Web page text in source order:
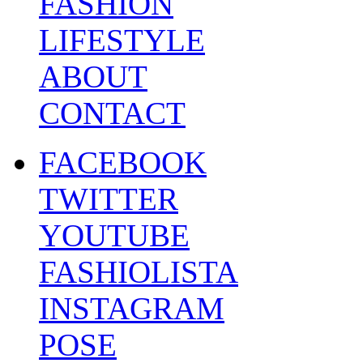
LIFESTYLE
ABOUT
CONTACT
FACEBOOK
TWITTER
YOUTUBE
FASHIOLISTA
INSTAGRAM
POSE